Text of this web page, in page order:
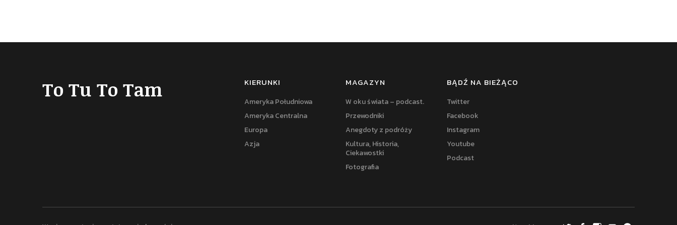
To Tu To Tam KIERUNKI
Ameryka Południowa
Ameryka Centralna
Europa
Azja
MAGAZYN
W oku świata – podcast.
Przewodniki
Anegdoty z podróży
Kultura, Historia,
Ciekawostki
Fotografia
BĄDŹ NA BIEŻĄCO
Twitter
Facebook
Instagram
Youtube
Podcast